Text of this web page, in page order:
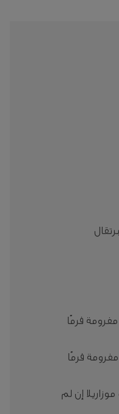
، مفرومة فرمًا
مفرومة فرمًا
إن لم